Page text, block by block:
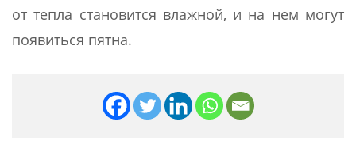
от тепла становится влажной, и на нем могут
появиться пятна.